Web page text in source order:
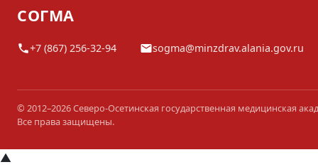
СОГМА
+7 (867) 256-32-94 sogma@minzdrav.alania.gov.ru
© 2012–2026 Северо-Осетинская государственная медицинская
Все права защищены.
▲